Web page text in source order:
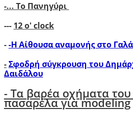
-... Το Πανηγύρι
--- 12 ο' clock
--Η Αίθουσα αναμονής στο
-Σφοδρή σύγκρουση του
Δαιδάλου
- Tα βαρέα οχήματα
πασαρέλα για modeling